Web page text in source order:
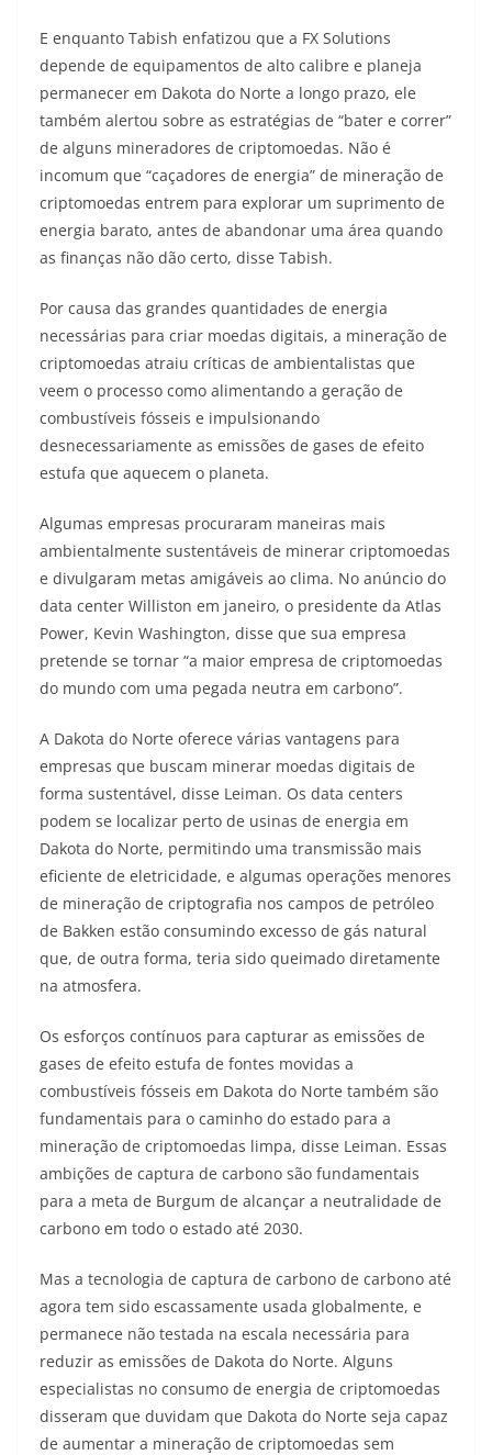
E enquanto Tabish enfatizou que a FX Solutions
depende de equipamentos de alto calibre e planeja
permanecer em Dakota do Norte a longo prazo, ele
também alertou sobre as estratégias de “bater e correr”
de alguns mineradores de criptomoedas. Não é
incomum que “caçadores de energia” de mineração de
criptomoedas entrem para explorar um suprimento de
energia barato, antes de abandonar uma área quando
as finanças não dão certo, disse Tabish.
Por causa das grandes quantidades de energia
necessárias para criar moedas digitais, a mineração de
criptomoedas atraiu críticas de ambientalistas que
veem o processo como alimentando a geração de
combustíveis fósseis e impulsionando
desnecessariamente as emissões de gases de efeito
estufa que aquecem o planeta.
Algumas empresas procuraram maneiras mais
ambientalmente sustentáveis ​​de minerar criptomoedas
e divulgaram metas amigáveis ​​ao clima. No anúncio do
data center Williston em janeiro, o presidente da Atlas
Power, Kevin Washington, disse que sua empresa
pretende se tornar “a maior empresa de criptomoedas
do mundo com uma pegada neutra em carbono”.
A Dakota do Norte oferece várias vantagens para
empresas que buscam minerar moedas digitais de
forma sustentável, disse Leiman. Os data centers
podem se localizar perto de usinas de energia em
Dakota do Norte, permitindo uma transmissão mais
eficiente de eletricidade, e algumas operações menores
de mineração de criptografia nos campos de petróleo
de Bakken estão consumindo excesso de gás natural
que, de outra forma, teria sido queimado diretamente
na atmosfera.
Os esforços contínuos para capturar as emissões de
gases de efeito estufa de fontes movidas a
combustíveis fósseis em Dakota do Norte também são
fundamentais para o caminho do estado para a
mineração de criptomoedas limpa, disse Leiman. Essas
ambições de captura de carbono são fundamentais
para a meta de Burgum de alcançar a neutralidade de
carbono em todo o estado até 2030.
Mas a tecnologia de captura de carbono de carbono até
agora tem sido escassamente usada globalmente, e
permanece não testada na escala necessária para
reduzir as emissões de Dakota do Norte. Alguns
especialistas no consumo de energia de criptomoedas
disseram que duvidam que Dakota do Norte seja capaz
de aumentar a mineração de criptomoedas sem